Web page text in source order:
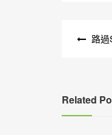
路過
Related